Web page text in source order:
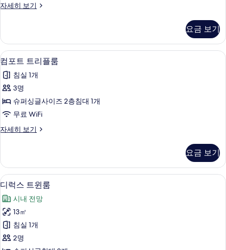
진
두
보
기
자세히 보기
클
윈
룸
자
세
히
보
요금 보기
컴
포
트
트
리
룸
진
모
두
보
기
컴포트 트리플룸 | 무료 WiFi, 침대 시트
4
컴포트 트리플룸
침실 1개
3명
슈퍼싱글사이즈 2층침대 1개
무료 WiFi
자세히 보기
컴
리
플
룸
자
세
히
보
기
요금 보기
디
럭
스
트
윈
룸
4
디럭스 트윈룸
시내 전망
13㎡
침실 1개
2명